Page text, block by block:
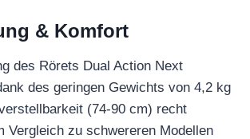
& Komfort
des Rörets Dual Action Next
des geringen Gewichts von 4,2 kg
(74-90 cm) recht
Vergleich zu schwereren Modellen